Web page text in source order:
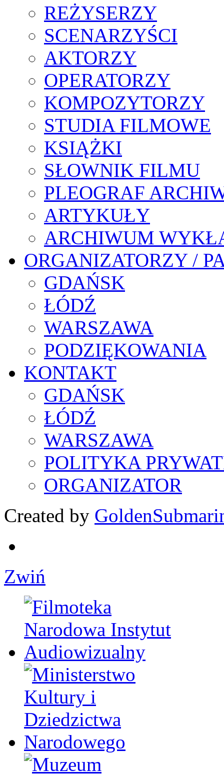
REŻYSERZY
SCENARZYŚCI
AKTORZY
OPERATORZY
KOMPOZYTORZY
STUDIA FILMOWE
KSIĄŻKI
SŁOWNIK FILMU
PLEOGRAF
ARTYKUŁY
ARCHIWUM
ORGANIZATORZY /
GDAŃSK
ŁÓDŹ
WARSZAWA
PODZIĘKOWANIA
KONTAKT
GDAŃSK
ŁÓDŹ
WARSZAWA
POLITYKA
ORGANIZATOR
Created by
Zwiń